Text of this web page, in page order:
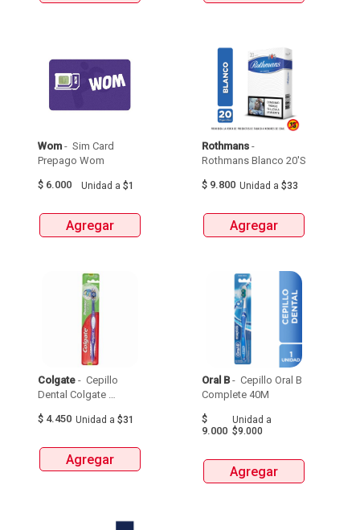
Wom - Sim Card
$ 6.000 Unidad a $1
Agregar
Rothmans -
$ 9.800 Unidad a $33
Agregar
Colgate - Cepillo
Dental Colgate
$ 4.450 Unidad a $31
Agregar
Oral B - Cepillo Oral B
$
9.000
Unidad a
$9.000
Agregar